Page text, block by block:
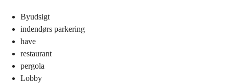
Byudsigt
indendørs parkering
have
restaurant
pergola
Lobby